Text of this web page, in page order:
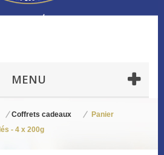
MENU
Coffrets cadeaux
Panier
- 4 x 200g